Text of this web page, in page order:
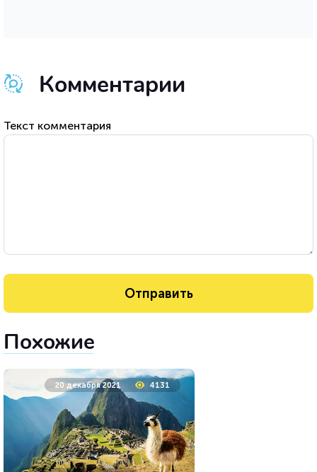
Комментарии
Текст комментария
Похожие
20 декабря 2021 4131